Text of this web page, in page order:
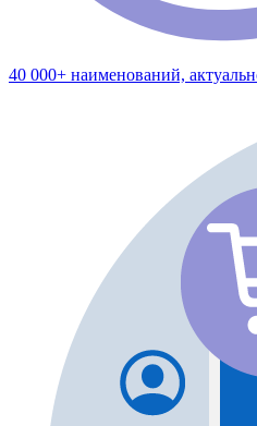
40 000+ наименований,